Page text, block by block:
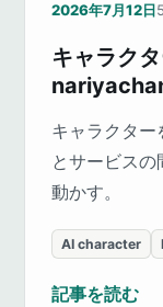
2026年7月12日5
キャラク
キャラクター
とサービス
動かす。
AI character
記事を読む